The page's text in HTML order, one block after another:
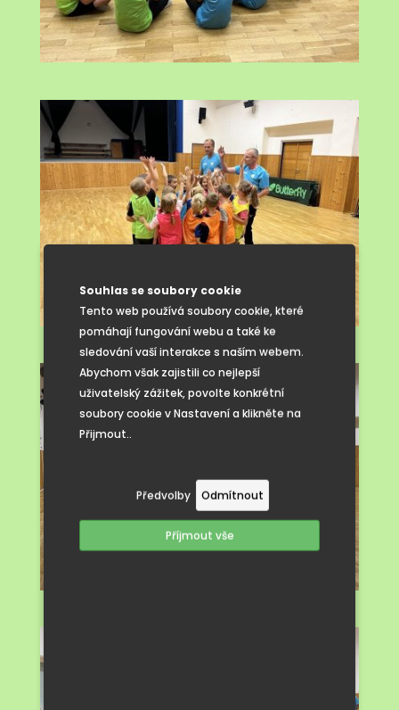
Souhlas se soubory cookie
Tento web používá soubory cookie, které
pomáhají fungování webu a také ke
sledování vaší interakce s naším webem.
Abychom však zajistili co nejlepší
uživatelský zážitek, povolte konkrétní
soubory cookie v Nastavení a klikněte na
Přijmout..
Předvolby Odmítnout
Příjmout vše